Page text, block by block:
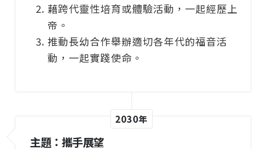
藉跨代靈性培育或體驗活動，一起經歷上
帝。
推動長幼合作舉辦適切各年代的福音活
動，一起實踐使命。
2030年
主題：攜手展望